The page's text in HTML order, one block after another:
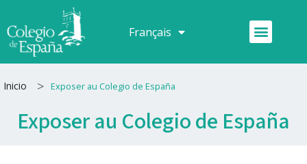
au
contenu
Français
Español Menu
Inicio > Exposer au Colegio de España
Exposer au Colegio de España